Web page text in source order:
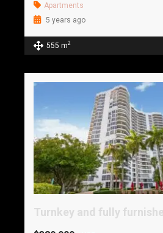
Apartments
5 years ago
555 m2